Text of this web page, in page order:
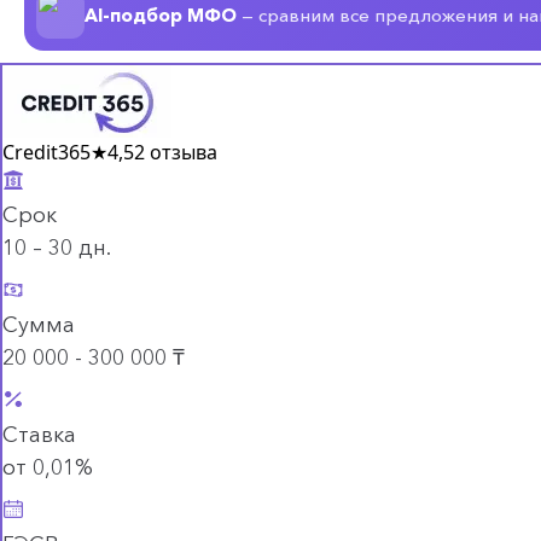
AI-подбор МФО — сравним все предложения и
Credit365★4,52 отзыва
Срок
10 – 30 дн.
Сумма
20 000 - 300 000 ₸
Ставка
от 0,01%